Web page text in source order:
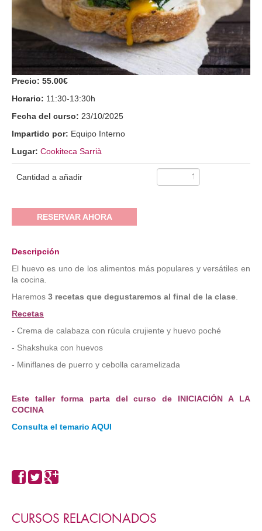
Precio: 55.00€
Horario: 11:30-13:30h
Fecha del curso: 23/10/2025
Impartido por: Equipo Interno
Lugar: Cookiteca Sarrià
Cantidad a añadir
RESERVAR AHORA
Descripción
El huevo es uno de los alimentos más populares y versátiles en
la cocina.
Haremos 3 recetas que degustaremos al final de la clase
Recetas
- Crema de calabaza con rúcula crujiente y huevo poché
- Shakshuka con huevos
- Miniflanes de puerro y cebolla caramelizada
Este taller forma parta del curso de INICIACIÓN A LA
COCINA
Consulta el temario AQUI
CURSOS RELACIONADOS